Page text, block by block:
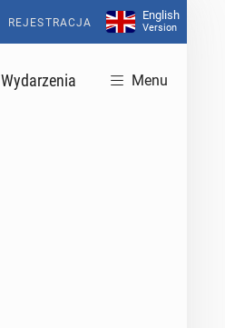
REJESTRACJA
English
Version
Wydarzenia Menu